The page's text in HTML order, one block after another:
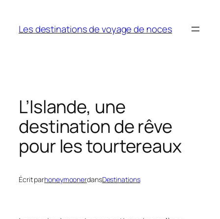
contenu
Les destinations de voyage de noces
L’Islande, une
destination de rêve
pour les tourtereaux
Écrit parhoneymoonerdansDestinations